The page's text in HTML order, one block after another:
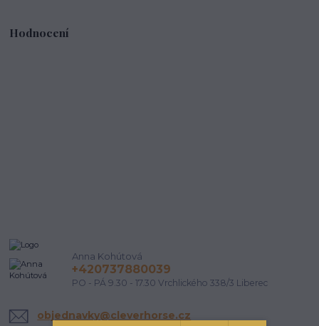
Hodnocení
Anna Kohútová
+420737880039
PO - PÁ 9.30 - 17.30 Vrchlického 338/3 Liberec
objednavky@cleverhorse.cz